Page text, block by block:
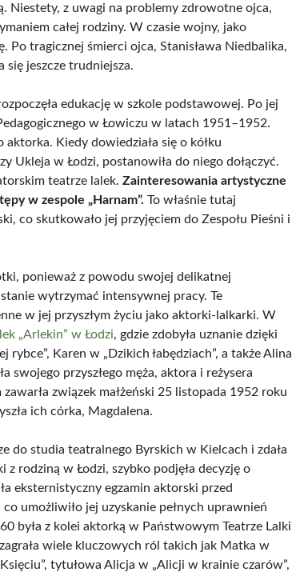
Niestety, z uwagi na problemy zdrowotne ojca,
całej rodziny. W czasie wojny, jako
Po tragicznej śmierci ojca, Stanisława Niedbalika,
się jeszcze trudniejsza.
edukację w szkole podstawowej. Po jej
w Łowiczu w latach 1951–1952.
Kiedy dowiedziała się o kółku
Ukleja w Łodzi, postanowiła do niego dołączyć.
teatrze lalek.Zainteresowania artystyczne
w zespole „Harnam”. To właśnie tutaj
co skutkowało jej przyjęciem do Zespołu Pieśni i
ponieważ z powodu swojej delikatnej
wytrzymać intensywnej pracy. Te
w jej przyszłym życiu jako aktorki-lalkarki. W
„Arlekin” w Łodzi, gdzie zdobyła uznanie dzięki
Karen w „Dzikich łabędziach”, a także Alina
swojego przyszłego męża, aktora i reżysera
zawarła związek małżeński 25 listopada 1952 roku
ich córka, Magdalena.
do studia teatralnego Byrskich w Kielcach i zdała
z rodziną w Łodzi, szybko podjęła decyzję o
eksternistyczny egzamin aktorski przed
umożliwiło jej uzyskanie pełnych uprawnień
była z kolei aktorką w Państwowym Teatrze Lalki
wiele kluczowych ról takich jak Matka w
tytułowa Alicja w „Alicji w krainie czarów”,